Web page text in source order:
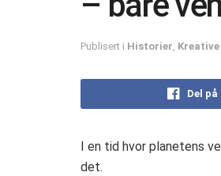
Publisert i Historier,
Del
I en tid hvor planetens
det.